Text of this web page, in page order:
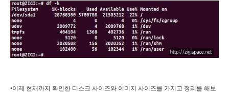
•이제 현재까지 확인한 디스크 사이즈와 이미지 사이즈를 가지고 정리를 해보